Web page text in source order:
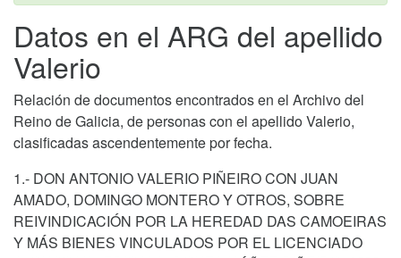
Datos en el ARG del apellido
Valerio
Relación de documentos encontrados en el Archivo del
Reino de Galicia, de personas con el apellido Valerio,
clasificadas ascendentemente por fecha.
1.- DON ANTONIO VALERIO PIÑEIRO CON JUAN
AMADO, DOMINGO MONTERO Y OTROS, SOBRE
REIVINDICACIÓN POR LA HEREDAD DAS CAMOEIRAS
Y MÁS BIENES VINCULADOS POR EL LICENCIADO